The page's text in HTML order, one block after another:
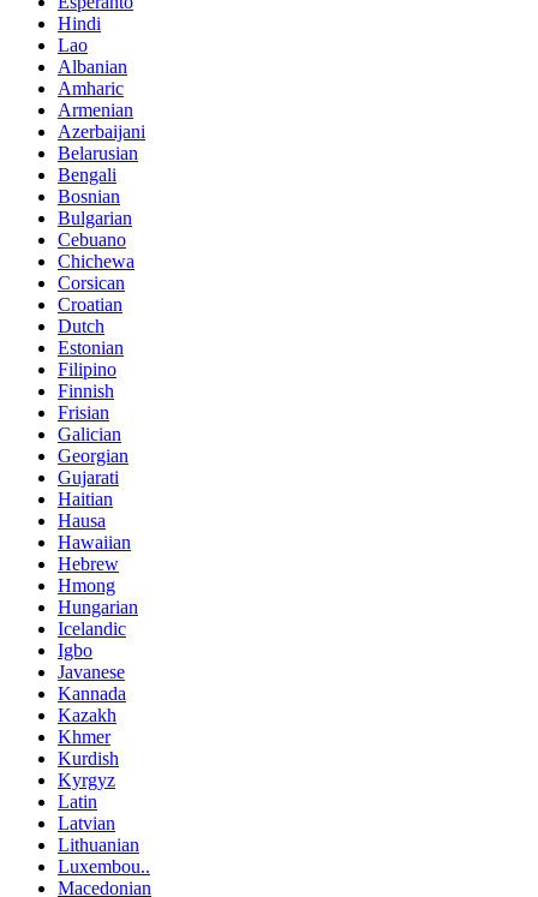
Hindi
Lao
Albanian
Amharic
Armenian
Azerbaijani
Belarusian
Bengali
Bosnian
Bulgarian
Cebuano
Chichewa
Corsican
Croatian
Dutch
Estonian
Filipino
Finnish
Frisian
Galician
Georgian
Gujarati
Haitian
Hausa
Hawaiian
Hebrew
Hmong
Hungarian
Icelandic
Igbo
Javanese
Kannada
Kazakh
Khmer
Kurdish
Kyrgyz
Latin
Latvian
Lithuanian
Luxembou..
Macedonian